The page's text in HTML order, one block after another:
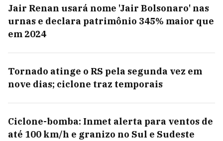
Jair Renan usará nome 'Jair Bolsonaro' nas
urnas e declara patrimônio 345% maior que
em 2024
Tornado atinge o RS pela segunda vez em
nove dias; ciclone traz temporais
Ciclone-bomba: Inmet alerta para ventos de
até 100 km/h e granizo no Sul e Sudeste